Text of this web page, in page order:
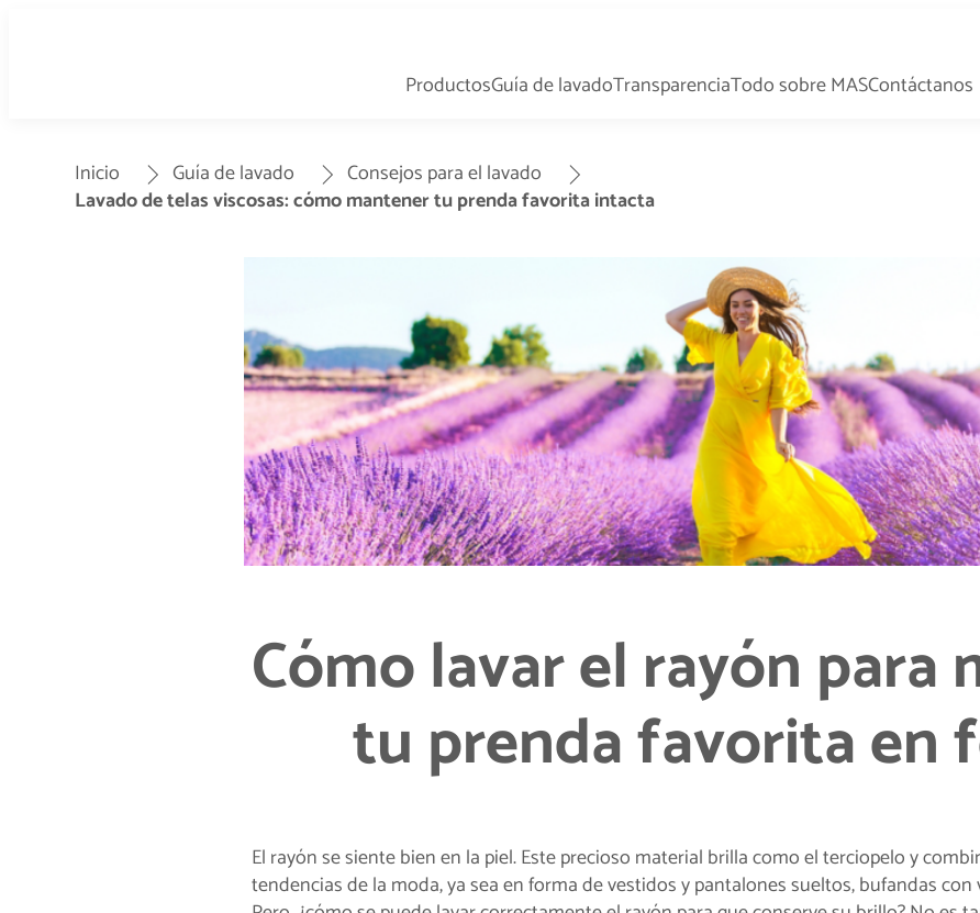
ProductosGuía de lavadoTransparenciaTodo sobre MASContáctanos
Inicio Guía de lavado
Consejos para el lavado
Lavado de telas viscosas: cómo mantener tu prenda favorita intacta
Cómo lavar el rayón para
tu prenda favorita en
El rayón se siente bien en la piel. Este precioso material brilla como el terciopelo y
tendencias de la moda, ya sea en forma de vestidos y pantalones sueltos, bufandas